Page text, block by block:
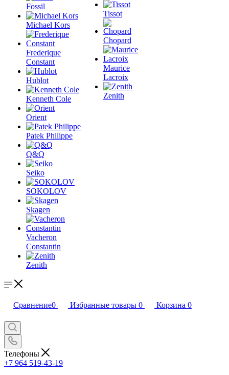
Fossil
Michael Kors
Frederique
Constant
Hublot
Kenneth Cole
Orient
Patek Philippe
Q&Q
Seiko
SOKOLOV
Skagen
Vacheron
Constantin
Zenith
Tissot
Chopard
Maurice
Lacroix
Zenith
Сравнение0 Избранные товары 0 Корзина 0
Телефоны
+7 964 519-43-19